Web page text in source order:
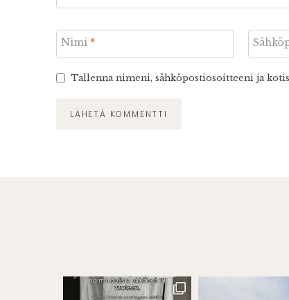
Nimi *
Tallenna nimeni, sähköpostiosoitteeni ja